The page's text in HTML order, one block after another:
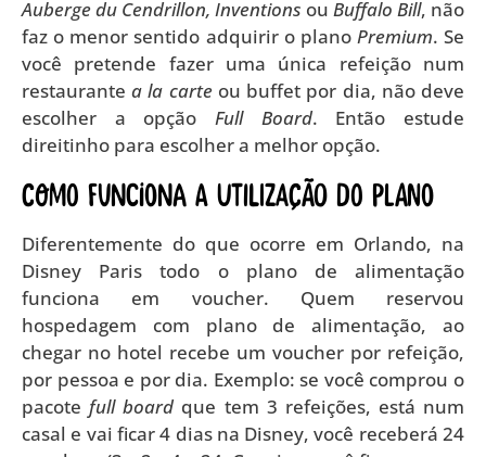
Auberge du Cendrillon, Inventions ou Buffalo Bill, não
faz o menor sentido adquirir o plano Premium. Se
você pretende fazer uma única refeição num
restaurantea la carteou buffet por dia, não deve
escolher a opção Full Board. Então estude
direitinho para escolher a melhor opção.
Como funciona a utilização do plano
Diferentemente do que ocorre em Orlando, na
Disney Paris todo o plano de alimentação
funciona em voucher. Quem reservou
hospedagem com plano de alimentação, ao
chegar no hotel recebe um voucher por refeição,
por pessoa e por dia. Exemplo: se você comprou o
pacotefull boardque tem 3 refeições, está num
casal e vai ficar 4 dias na Disney, você receberá 24